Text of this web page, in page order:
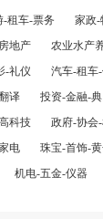
-租车-票务
家政-
地产 农业水产
-礼仪
汽车-租车
译 投资-金融-
科技
政府-协会
电 珠宝-首饰-
机电-五金-仪器